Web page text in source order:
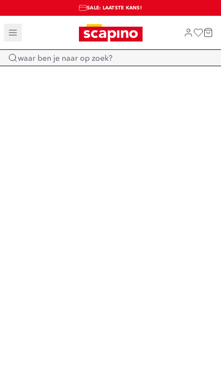
TOT 70% KORTING OP SALE
SALE: LAATSTE KANS!
SHOP NIEUW
Home